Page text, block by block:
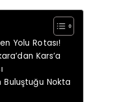
Yolu Rotası!
Kars’a
Buluştuğu Nokta